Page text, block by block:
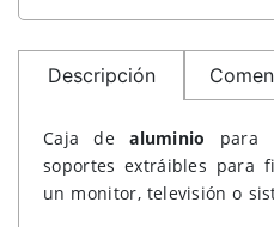
Descripción
Caja dealuminio para
soportes extráibles para
un monitor, televisión o